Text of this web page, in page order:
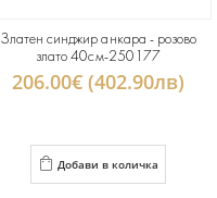
Златен синджир анкара - розово
злато 40см-250177
206.00€ (402.90лв)
Добави в количка